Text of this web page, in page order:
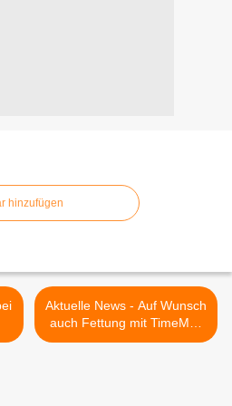
hinzufügen
Aktuelle News - Auf Wunsch
auch Fettung mit TimeMax
>